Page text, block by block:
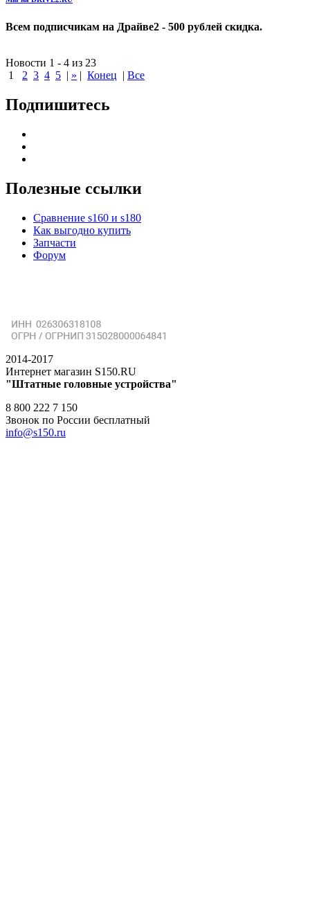
Всем подписчикам на Драйве2 - 500 рублей скидка.
Новости 1 - 4 из 23
1
2 3 4 5 | » | Конец | Все
Подпишитесь
Полезные ссылки
Сравнение s160 и s180
Как выгодно купить
Запчасти
Форум
2014-2017
Интернет магазин S150.RU
"Штатные головные устройства"
8 800 222 7 150
Звонок по России бесплатный
info@s150.ru